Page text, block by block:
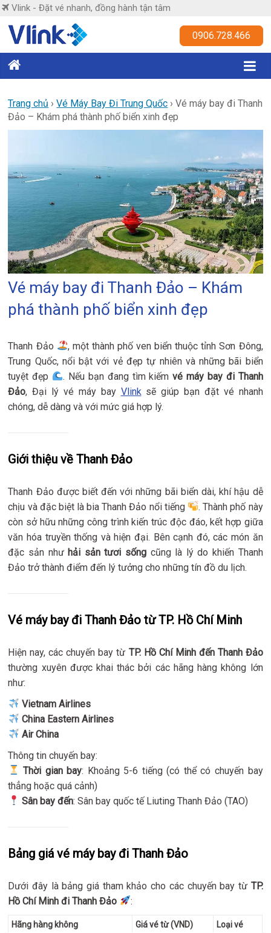
Skip
content
Vlink - Đặt vé nhanh, đồng hành tận tâm
Vlink
nhanh,
đồng
hành
0906.728.466
Trang chủ ›Vé Máy Bay Đi Trung Quốc ›Vé máy bay đi Thanh
Đảo – Khám phá thành phố biển xinh đẹp
Vé máy bay đi Thanh Đảo – Khám
phá thành phố biển xinh đẹp
Thanh Đảo
, một thành phố ven biển thuộc tỉnh Sơn Đông,
Trung Quốc, nổi bật với vẻ đẹp tự nhiên và những bãi biển
tuyệt đẹp
. Nếu bạn đang tìm kiếmvé máy bay đi Thanh
Đảo, Đại lý vé máy bay Vlinksẽ giúp bạn đặt vé nhanh
chóng, dễ dàng và với mức giá hợp lý.
Giới thiệu về Thanh Đảo
Thanh Đảo được biết đến với những bãi biển dài, khí hậu dễ
chịu và đặc biệt là bia Thanh Đảo nổi tiếng
. Thành phố này
còn sở hữu những công trình kiến trúc độc đáo, kết hợp giữa
văn hóa truyền thống và hiện đại. Bên cạnh đó, các món ăn
đặc sản như hải sản tươi sống cũng là lý do khiến Thanh
Đảo trở thành điểm đến lý tưởng cho những tín đồ du lịch.
Vé máy bay đi Thanh Đảo từ TP. Hồ Chí Minh
Hiện nay, các chuyến bay từ TP. Hồ Chí Minh đến Thanh Đảo
thường xuyên được khai thác bởi các hãng hàng không lớn
như:
Vietnam Airlines
China Eastern Airlines
Air China
Thông tin chuyến bay:
Thời gian bay: Khoảng 5-6 tiếng (có thể có chuyến bay
thẳng hoặc quá cảnh)
Sân bay đến: Sân bay quốc tế Liuting Thanh Đảo (TAO)
Bảng giá vé máy bay đi Thanh Đảo
Dưới đây là bảng giá tham khảo cho các chuyến bay từ TP.
Hồ Chí Minh đi Thanh Đảo
:
Hãng hàng không Giá vé từ (VND) Loại vé